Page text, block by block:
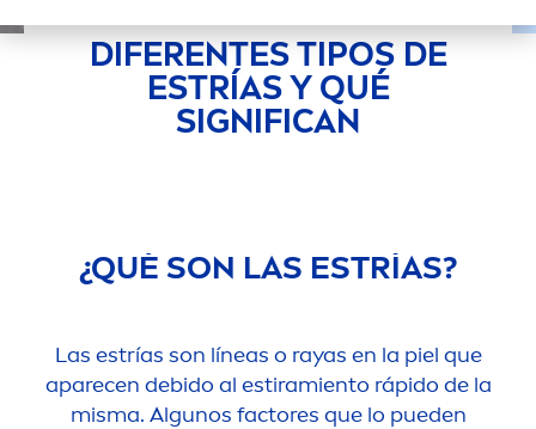
DIFERENTES TIPOS DE
ESTRÍAS Y QUÉ
SIGNIFICAN
¿QUÉ SON LAS ESTRÍAS?
Las estrías son líneas o rayas en la piel que
aparecen debido al estiramiento rápido de la
misma. Algunos factores que lo pueden